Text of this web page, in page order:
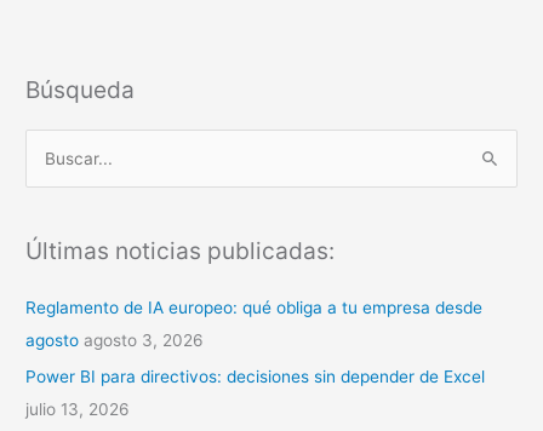
Búsqueda
c
r
Últimas noticias publicadas:
Reglamento de IA europeo: qué obliga a tu empresa desde
agosto agosto 3, 2026
Power BI para directivos: decisiones sin depender de Excel
julio 13, 2026